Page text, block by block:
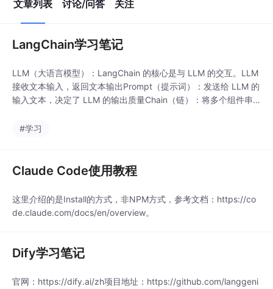
文章列表 讨论/问答 关注
LangChain学习笔记
LLM（大语言模型）：LangChain 的核心是与 LLM 的交互。LLM
接收文本输入，返回文本输出Prompt（提示词）：发送给 LLM 的
输入文本，决定了 LLM 的输出质量Chain（链）：将多个组件串
记住之前的对话内容Document（文档）：文本数据的基本单位，
#学习
Claude Code使用教程
这里介绍的是Install的方式，非NPM方式，参考文档：https://co
de.claude.com/docs/en/overview。
Dify学习笔记
官网：https://dify.ai/zh项目地址：https://github.com/langgeni